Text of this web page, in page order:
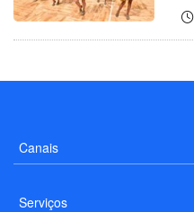
Canais
Serviços